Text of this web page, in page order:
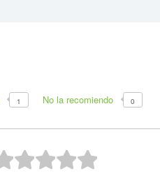
1 No la recomiendo 0
2 estrellas
3 estrellas
4 estrellas
5 estrellas